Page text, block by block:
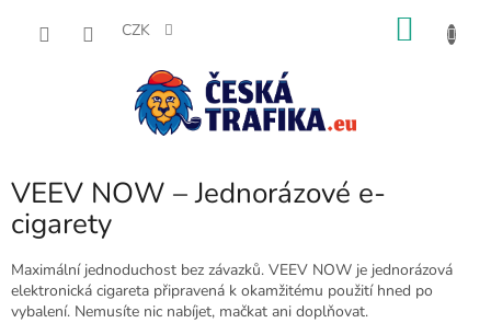
CZK
VEEV NOW – Jednorázové e-
cigarety
Maximální jednoduchost bez závazků. VEEV NOW je jednorázová
elektronická cigareta připravená k okamžitému použití hned po
vybalení. Nemusíte nic nabíjet, mačkat ani doplňovat.